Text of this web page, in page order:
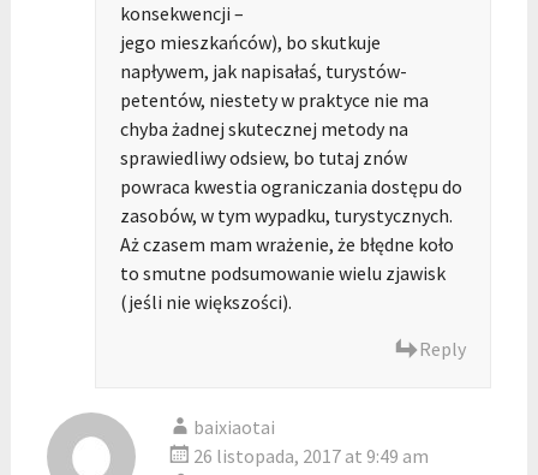
konsekwencji –
jego mieszkańców), bo skutkuje
napływem, jak napisałaś, turystów-
petentów, niestety w praktyce nie ma
chyba żadnej skutecznej metody na
sprawiedliwy odsiew, bo tutaj znów
powraca kwestia ograniczania dostępu do
zasobów, w tym wypadku, turystycznych.
Aż czasem mam wrażenie, że błędne koło
to smutne podsumowanie wielu zjawisk
(jeśli nie większości).
Reply
baixiaotai
26 listopada, 2017 at 9:49 am